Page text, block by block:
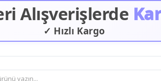
Alışverişlerde
✓ Hızlı Kargo